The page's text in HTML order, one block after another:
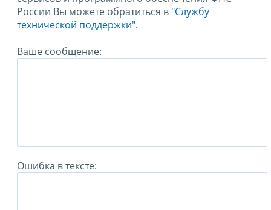
России Вы можете обратиться в "Службу
технической поддержки".
Ваше сообщение:
Ошибка в тексте: